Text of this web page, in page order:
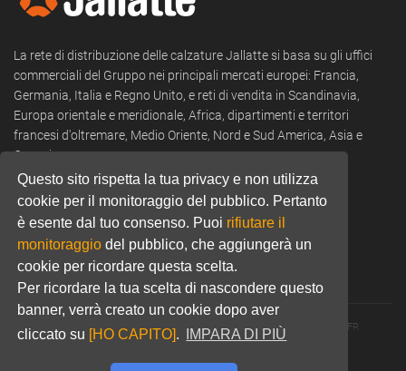
Questo sito rispetta la tua privacy e non utilizza
cookie per il monitoraggio del pubblico. Pertanto
è esente dal tuo consenso. Puoi rifiutare il
monitoraggio del pubblico, che aggiungerà un
cookie per ricordare questa scelta.
Per ricordare la tua scelta di nascondere questo
banner, verrà creato un cookie dopo aver
cliccato su [HO CAPITO]. IMPARA DI PIÙ
La rete di distribuzione delle calzature Jallatte si basa su gli uffici
commerciali del Gruppo nei principali mercati europei: Francia,
Germania, Italia e Regno Unito, e reti di vendita in Scandinavia,
Europa orientale e meridionale, Africa, dipartimenti e territori
francesi d'oltremare, Medio Oriente, Nord e Sud America, Asia e
Oceania.
Tel: +39 0322 53 94 50
Email:commercial@jallatte.fr
Website:www.jallatte.fr
© 2026 JALLATTE - ALL RIGHTS RESERVEDWWW.JALLATTE.FR